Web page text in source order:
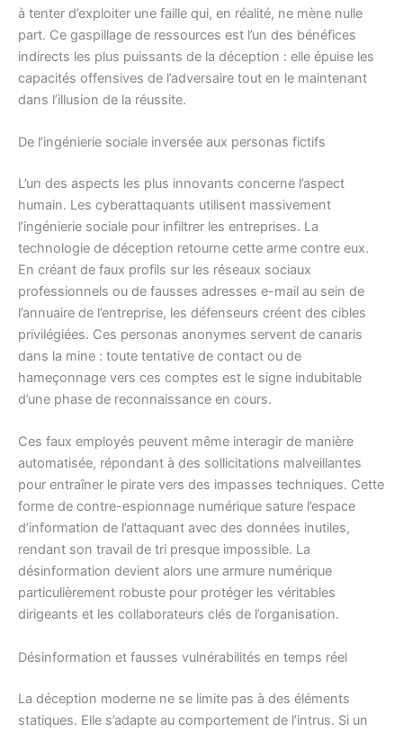
à tenter d’exploiter une faille qui, en réalité, ne mène nulle
part. Ce gaspillage de ressources est l’un des bénéfices
indirects les plus puissants de la déception : elle épuise les
capacités offensives de l’adversaire tout en le maintenant
dans l’illusion de la réussite.
De l’ingénierie sociale inversée aux personas fictifs
L’un des aspects les plus innovants concerne l’aspect
humain. Les cyberattaquants utilisent massivement
l’ingénierie sociale pour infiltrer les entreprises. La
technologie de déception retourne cette arme contre eux.
En créant de faux profils sur les réseaux sociaux
professionnels ou de fausses adresses e-mail au sein de
l’annuaire de l’entreprise, les défenseurs créent des cibles
privilégiées. Ces personas anonymes servent de canaris
dans la mine : toute tentative de contact ou de
hameçonnage vers ces comptes est le signe indubitable
d’une phase de reconnaissance en cours.
Ces faux employés peuvent même interagir de manière
automatisée, répondant à des sollicitations malveillantes
pour entraîner le pirate vers des impasses techniques. Cette
forme de contre-espionnage numérique sature l’espace
d’information de l’attaquant avec des données inutiles,
rendant son travail de tri presque impossible. La
désinformation devient alors une armure numérique
particulièrement robuste pour protéger les véritables
dirigeants et les collaborateurs clés de l’organisation.
Désinformation et fausses vulnérabilités en temps réel
La déception moderne ne se limite pas à des éléments
statiques. Elle s’adapte au comportement de l’intrus. Si un